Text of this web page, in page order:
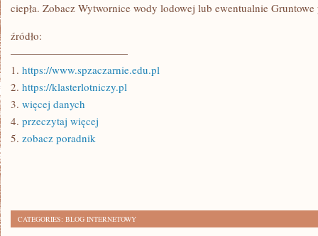
ciepła. Zobacz Wytwornice wody lodowej lub ewentualnie Gruntowe
źródło:
———————————
1. https://www.spzaczarnie.edu.pl
2. https://klasterlotniczy.pl
3. więcej danych
4. przeczytaj więcej
5. zobacz poradnik
CATEGORIES: BLOG INTERNETOWY